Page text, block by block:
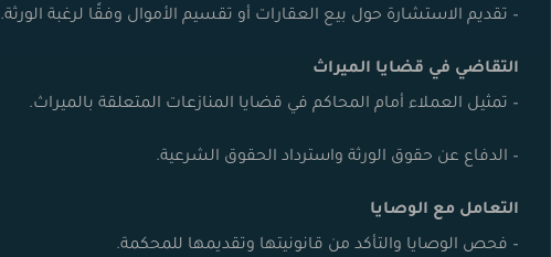
– تقديم الاستشارة حول بيع العقارات أو تقسيم الأموال وفقًا لرغبة الورثة.
التقاضي في قضايا الميراث
– تمثيل العملاء أمام المحاكم في قضايا المنازعات المتعلقة بالميراث.
– الدفاع عن حقوق الورثة واسترداد الحقوق الشرعية.
التعامل مع الوصايا
– فحص الوصايا والتأكد من قانونيتها وتقديمها للمحكمة.